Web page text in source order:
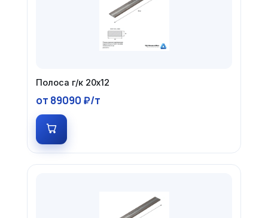
Полоса г/к 20х12
от 89090 ₽/т